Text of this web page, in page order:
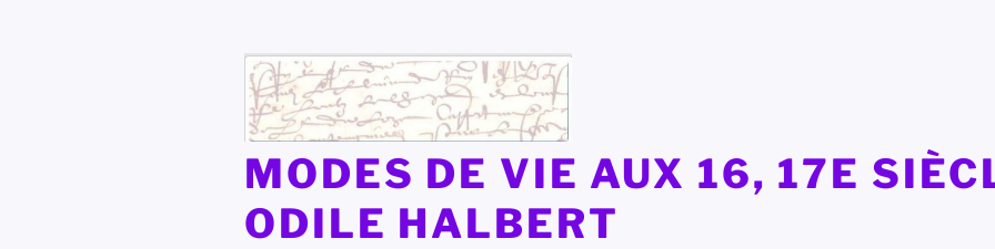
MODES DE VIE AUX 16, 17E
ODILE HALBERT